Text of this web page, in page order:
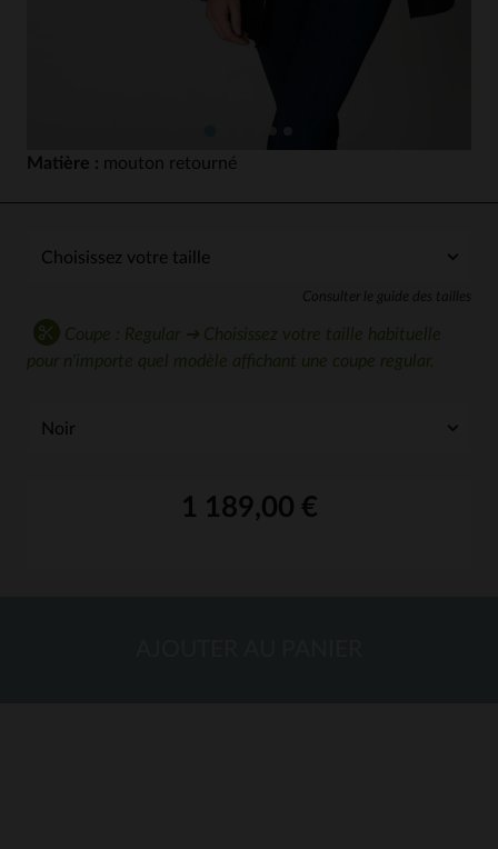
Matière : mouton retourné
Consulter le guide des tailles
Coupe : Regular ➔ Choisissez votre taille habituelle
pour n'importe quel modèle affichant une coupe regular.
1 189,00 €